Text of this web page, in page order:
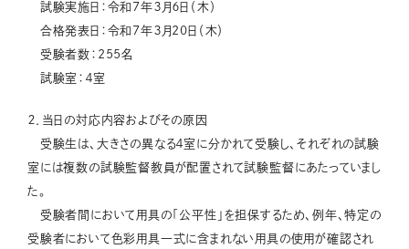
試験実施日：令和7年３月６日（木）
合格発表日：令和7年３月20日（木）
受験者数：255名
試験室：４室
２．当日の対応内容およびその原因
受験生は、大きさの異なる４室に分かれて受験し、それぞれの試験
室には複数の試験監督教員が配置されて試験監督にあたっていまし
た。
受験者間において用具の「公平性」を担保するため、例年、特定の
受験者において色彩用具一式に含まれない用具の使用が確認され